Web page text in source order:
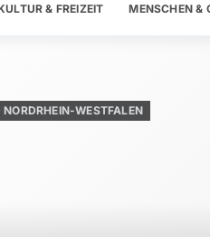
& FREIZEIT MENSCHEN &
WESTFALEN